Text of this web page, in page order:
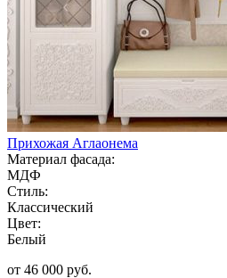
Прихожая Аглаонема
Материал фасада:
МДФ
Стиль:
Классический
Цвет:
Белый
от 46 000 руб.